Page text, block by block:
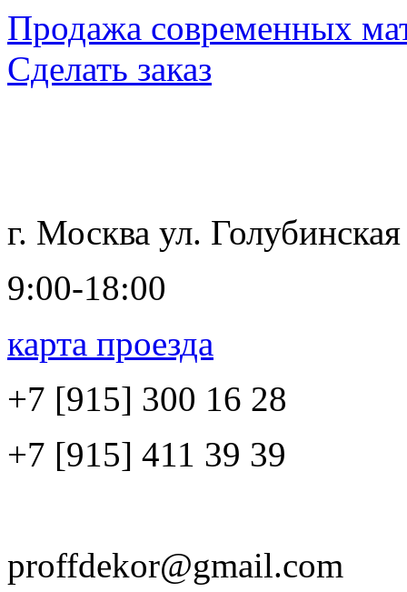
Продажа современных
Сделать заказ
г. Москва ул.
9:00-18:00
карта проезда
+7 [915] 300 16 28
+7 [915] 411 39 39
proffdekor@gmail.com